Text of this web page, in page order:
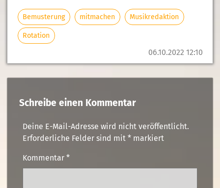
06.10.2022 12:10
Bemusterung mitmachen Musikredaktion
Rotation
Schreibe einen Kommentar
Deine E-Mail-Adresse wird nicht veröffentlicht.
Erforderliche Felder sind mit *markiert
Kommentar *